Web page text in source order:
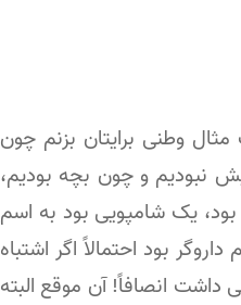
وطنی برایتان بزنم چون
نبودیم و چون بچه بودیم،
یک شامپویی بود به اسم
بود احتمالاً اگر اشتباه
انصافاً! آن موقع البته